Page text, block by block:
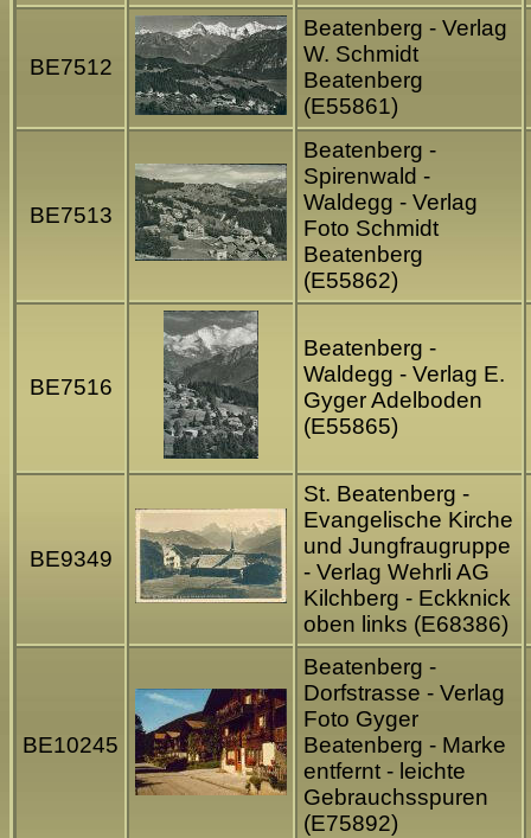
BE7512
Beatenberg - Verlag
W. Schmidt
Beatenberg
(E55861)
BE7513
Beatenberg -
Spirenwald -
Waldegg - Verlag
Foto Schmidt
Beatenberg
(E55862)
BE7516
Beatenberg -
Waldegg - Verlag E.
Gyger Adelboden
(E55865)
BE9349
St. Beatenberg -
Evangelische Kirche
und Jungfraugruppe
- Verlag Wehrli AG
Kilchberg - Eckknick
oben links (E68386)
BE10245
Beatenberg -
Dorfstrasse - Verlag
Foto Gyger
Beatenberg - Marke
entfernt - leichte
Gebrauchsspuren
(E75892)